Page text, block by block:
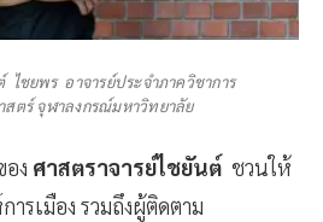
ไชยพร อาจารย์ประจำภาควิชาการ
สตร์ จุฬาลงกรณ์มหาวิทยาลัย
ง ศาสตราจารย์ไชยันต์ ชวนให้
ารเมือง รวมถึงผู้ติดตาม